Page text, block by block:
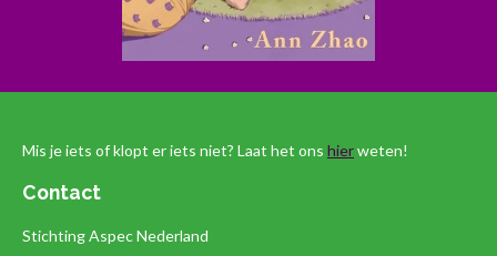
Mis je iets of klopt er iets niet? Laat het ons hierweten!
Contact
Stichting Aspec Nederland